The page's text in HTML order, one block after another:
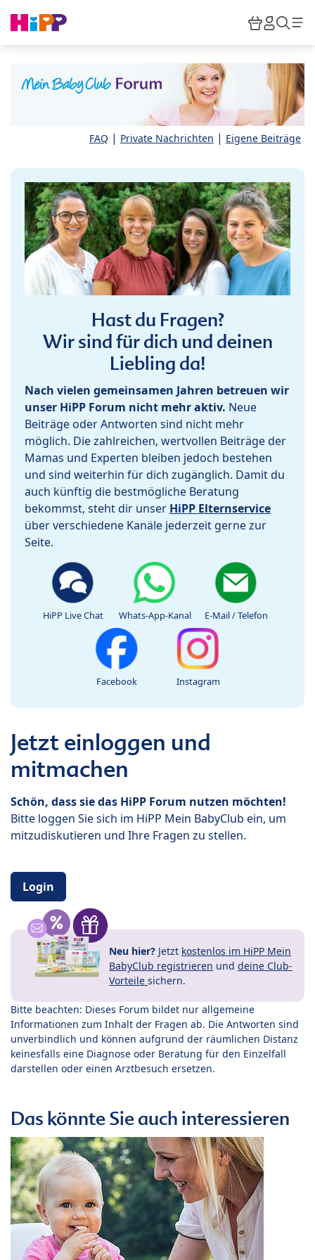
HiPP
FAQ | Private Nachrichten | Eigene Beiträge
Hast du Fragen?
Wir sind für dich und deinen
Liebling da!
Nach vielen gemeinsamen Jahren betreuen wir
unser HiPP Forum nicht mehr aktiv. Neue
Beiträge oder Antworten sind nicht mehr
möglich. Die zahlreichen, wertvollen Beiträge der
Mamas und Experten bleiben jedoch bestehen
und sind weiterhin für dich zugänglich. Damit du
auch künftig die bestmögliche Beratung
bekommst, steht dir unser HiPP Elternservice
über verschiedene Kanäle jederzeit gerne zur
Seite.
HiPP Live Chat Whats-App-Kanal E-Mail / Telefon
Facebook Instagram
Jetzt einloggen und
mitmachen
Schön, dass sie das HiPP Forum nutzen möchten!
Bitte loggen Sie sich im HiPP Mein BabyClub ein, um
mitzudiskutieren und Ihre Fragen zu stellen.
Login
Neu hier? Jetzt kostenlos im HiPP Mein
BabyClub registrieren und deine Club-
Vorteile sichern.
Bitte beachten: Dieses Forum bildet nur allgemeine
Informationen zum Inhalt der Fragen ab. Die Antworten sind
unverbindlich und können aufgrund der räumlichen Distanz
keinesfalls eine Diagnose oder Beratung für den Einzelfall
darstellen oder einen Arztbesuch ersetzen.
Das könnte Sie auch interessieren